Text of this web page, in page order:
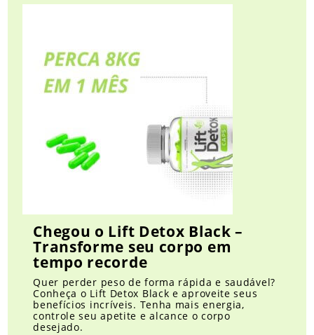
Chegou o Lift Detox Black –
Transforme seu corpo em
tempo recorde
Quer perder peso de forma rápida e saudável?
Conheça o Lift Detox Black e aproveite seus
benefícios incríveis. Tenha mais energia,
controle seu apetite e alcance o corpo
desejado.